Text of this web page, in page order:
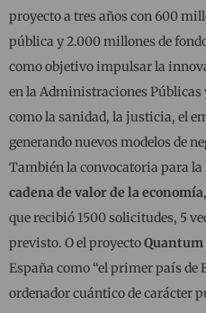
proyecto a tres años con 600
pública y 2.000 millones de
como objetivo impulsar la
en la Administraciones Públicas
como la sanidad, la justicia, el
generando nuevos modelos de
También la convocatoria para la
cadena de valor de la economía
que recibió 1500 solicitudes, 5
previsto. O el proyectoQuantum
España como “el primer país de
ordenador cuántico de carácter